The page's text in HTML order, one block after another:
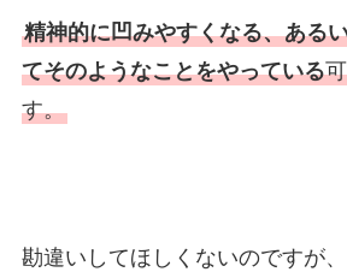
精神的に凹みやすくなる、ある
てそのようなことをやっている
す。
勘違いしてほしくないのですが